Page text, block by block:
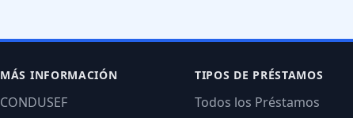
MÁS INFORMACIÓN
CONDUSEF
TIPOS DE PRÉSTAMOS
Todos los Préstamos